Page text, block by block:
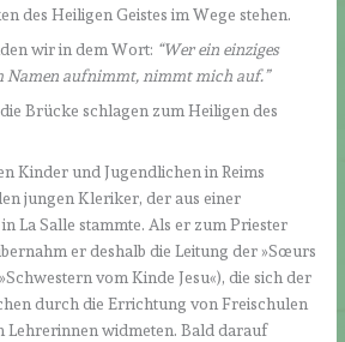
des Heiligen Geistes im Wege stehen.
wir in dem Wort: “Wer ein einziges
Namen aufnimmt, nimmt mich auf.”
Brücke schlagen zum Heiligen des
Kinder und Jugendlichen in Reims
jungen Kleriker, der aus einer
La Salle stammte. Als er zum Priester
er deshalb die Leitung der »Sœurs
vom Kinde Jesu«), die sich der
durch die Errichtung von Freischulen
Lehrerinnen widmeten. Bald darauf